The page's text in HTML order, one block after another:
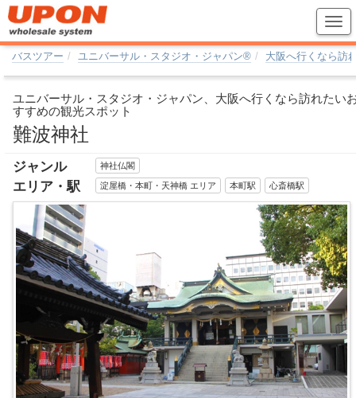
バスツアー ユニバーサル・スタジオ・ジャパン® 大阪へ行くなら訪
難波神社
ユニバーサル・スタジオ・ジャパン、大阪へ行くなら訪れたい
すすめの観光スポット
ジャンル 神社仏閣
エリア・駅 淀屋橋・本町・天神橋 エリア 本町駅 心斎橋駅